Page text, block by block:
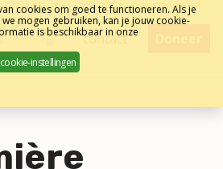
Menu
Nederlands
contact
cookies om goed te functioneren. Als je
mogen gebruiken, kan je jouw cookie-
is beschikbaar in onze
instellingen